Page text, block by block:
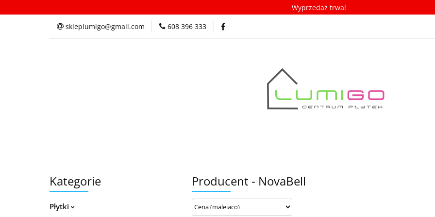
Wyprzedaż trwa!
skleplumigo@gmail.com 608 396 333
Kategorie Inspiracje Porady/ABC płytek Nowości
Kategorie
Płytki
Producent - NovaBell